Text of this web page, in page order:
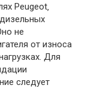
Peugeot‚
не
от износа
Для
следует